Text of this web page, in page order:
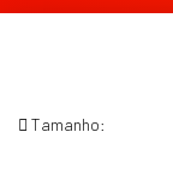
Tamanho: